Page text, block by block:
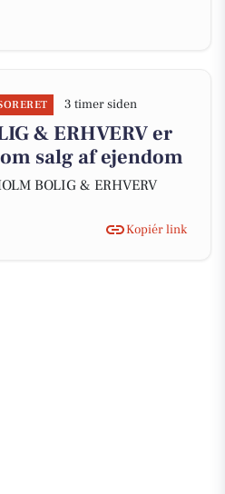
3 timer siden
& ERHVERV er
salg af ejendom
BOLIG & ERHVERV
Kopiér link